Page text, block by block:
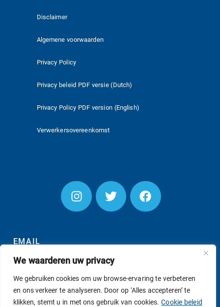
We waarderen uw privacy
We gebruiken cookies om uw browse-ervaring te verbeteren
en ons verkeer te analyseren. Door op ‘Alles accepteren’ te
klikken, stemt u in met ons gebruik van cookies. Cookie beleid
EMAIL
INSCHRIJVEN
Disclaimer
Algemene voorwaarden
Privacy Policy
Privacy beleid PDF versie (Dutch)
Privacy Policy PDF version (English)
Verwerkersovereenkomst